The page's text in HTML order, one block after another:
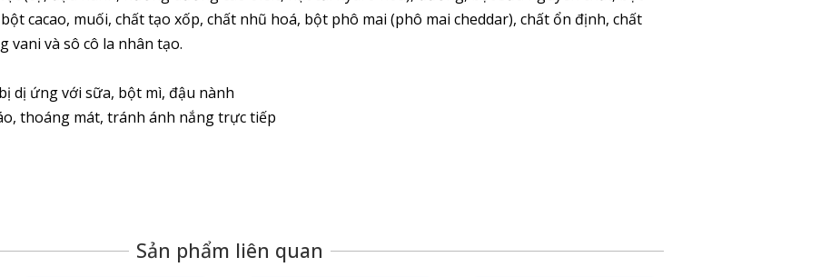
cacao, muối, chất tạo xốp, chất nhũ hoá, bột phô mai (phô mai cheddar), chất ổn định, chất
vani và sô cô la nhân tạo.
dị ứng với sữa, bột mì, đậu nành
thoáng mát, tránh ánh nắng trực tiếp
Sản phẩm liên quan